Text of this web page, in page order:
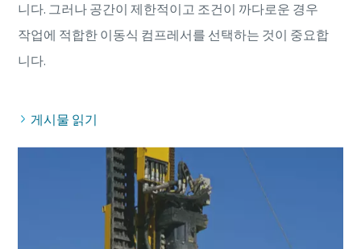
니다. 그러나 공간이 제한적이고 조건이 까다로운 경우
작업에 적합한 이동식 컴프레서를 선택하는 것이 중요합
게시물 읽기